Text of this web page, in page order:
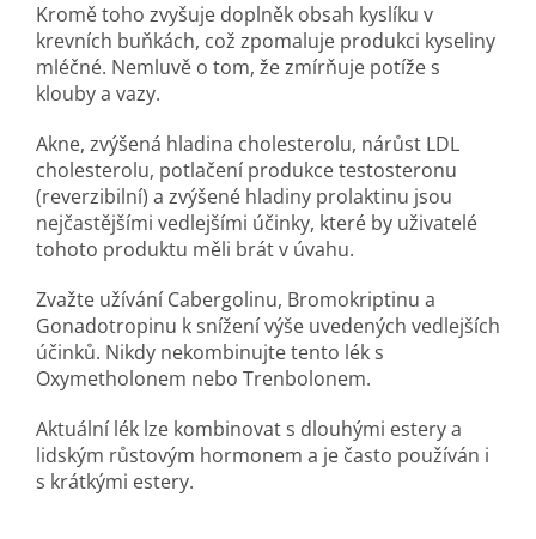
Kromě toho zvyšuje doplněk obsah kyslíku v
krevních buňkách, což zpomaluje produkci kyseliny
mléčné. Nemluvě o tom, že zmírňuje potíže s
klouby a vazy.
Akne, zvýšená hladina cholesterolu, nárůst LDL
cholesterolu, potlačení produkce testosteronu
(reverzibilní) a zvýšené hladiny prolaktinu jsou
nejčastějšími vedlejšími účinky, které by uživatelé
tohoto produktu měli brát v úvahu.
Zvažte užívání Cabergolinu, Bromokriptinu a
Gonadotropinu k snížení výše uvedených vedlejších
účinků. Nikdy nekombinujte tento lék s
Oxymetholonem nebo Trenbolonem.
Aktuální lék lze kombinovat s dlouhými estery a
lidským růstovým hormonem a je často používán i
s krátkými estery.